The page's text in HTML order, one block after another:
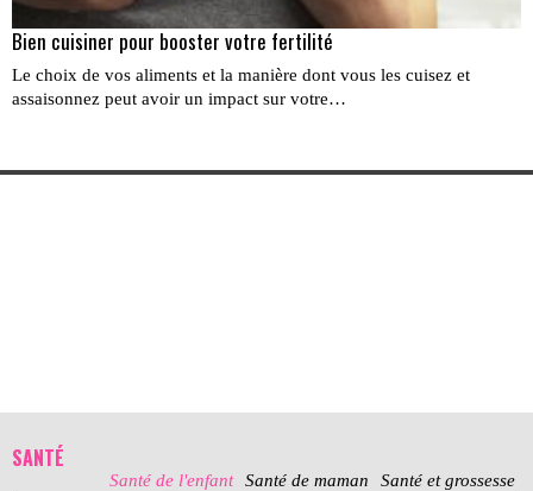
Bien cuisiner pour booster votre fertilité
Le choix de vos aliments et la manière dont vous les cuisez et
assaisonnez peut avoir un impact sur votre…
SANTÉ
Santé de l'enfant Santé de maman Santé et grossesse